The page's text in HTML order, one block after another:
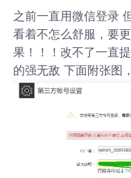
之前一直用微信登录
看着不怎么舒服，要
果！！！改不了一直
的强无敌 下面附张图